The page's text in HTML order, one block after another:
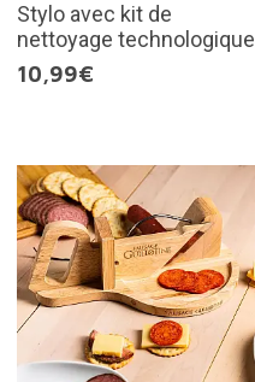
Stylo avec kit de
nettoyage technologique
10,99€